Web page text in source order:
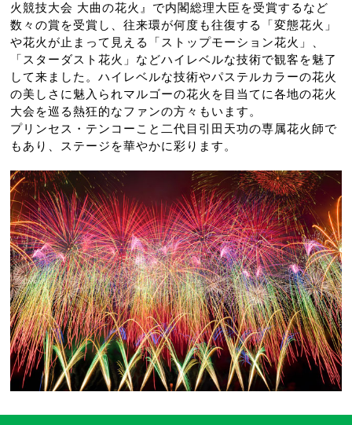
火競技大会 大曲の花火』で内閣総理大臣を受賞するなど
数々の賞を受賞し、往来環が何度も往復する「変態花火」
や花火が止まって見える「ストップモーション花火」、
「スターダスト花火」などハイレベルな技術で観客を魅了
して来ました。ハイレベルな技術やパステルカラーの花火
の美しさに魅入られマルゴーの花火を目当てに各地の花火
大会を巡る熱狂的なファンの方々もいます。
プリンセス・テンコーこと二代目引田天功の専属花火師で
もあり、ステージを華やかに彩ります。